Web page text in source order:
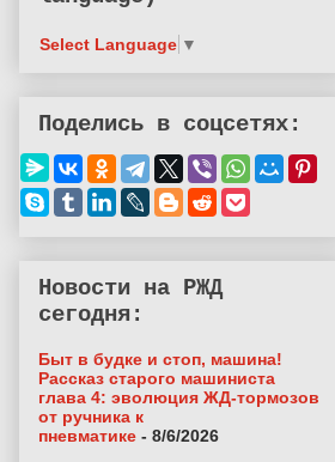
Select Language ▼
Поделись в соцсетях:
Новости на РЖД
сегодня:
Быт в будке и стоп, машина!
Рассказ старого машиниста
глава 4: эволюция ЖД-тормозов
от ручника к
пневматике - 8/6/2026